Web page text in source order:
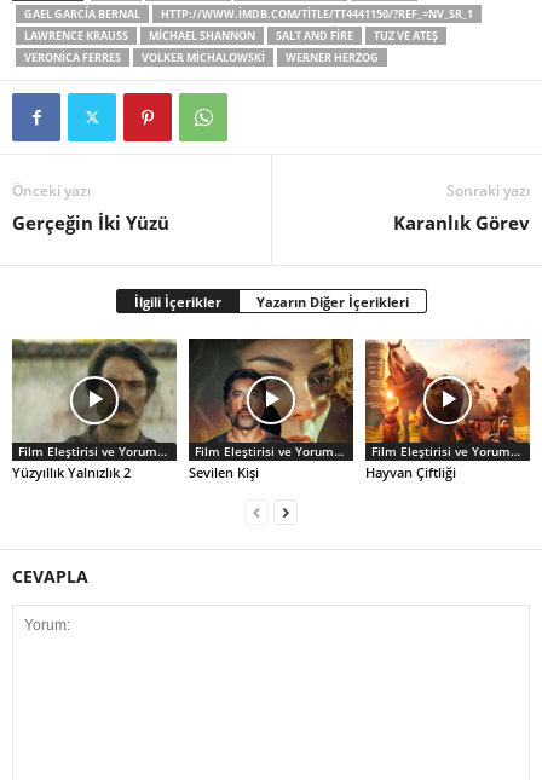
GAEL GARCÍA BERNAL
HTTP://WWW.IMDB.COM/TITLE/TT4441150/?REF_=NV_SR_1
LAWRENCE KRAUSS
MİCHAEL SHANNON SALT AND FIRE
TUZ VE ATEŞ
VERONICA FERRES
VOLKER MICHALOWSKI WERNER HERZOG
Önceki yazı
Gerçeğin İki Yüzü
Sonraki yazı
Karanlık Görev
İlgili İçerikler Yazarın Diğer İçerikleri
Film Eleştirisi ve Yorumlar
Yüzyıllık Yalnızlık 2
Film Eleştirisi ve Yorumlar
Sevilen Kişi
Film Eleştirisi ve Yorumlar
Hayvan Çiftliği
CEVAPLA